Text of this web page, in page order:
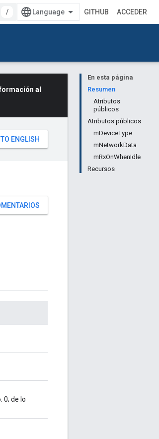
/ GITHUB ACCEDER
En esta página
Resumen
Atributos
públicos
Atributos públicos
mDeviceType
mNetworkData
mRxOnWhenIdle
Recursos
al
0; de lo